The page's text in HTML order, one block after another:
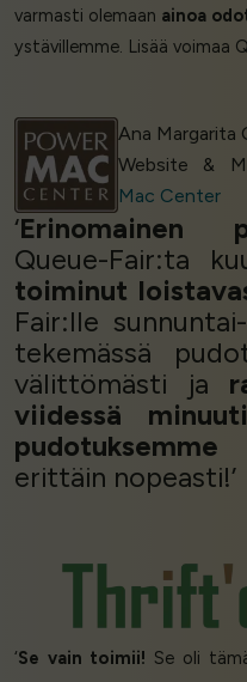
varmasti olemaan ainoa
ystävillemme. Lisää voimaa
Ana Margarita
Website &
Mac Center
‘Erinomainen
Queue-Fair:ta
toiminut
Fair:lle
tekemässä
välittömästi ja
viidessä
pudotuksemme
erittäin nopeasti!’
‘Se vain toimii! Se oli